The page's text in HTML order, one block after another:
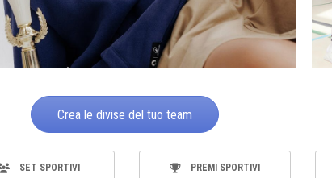
Crea le divise del tuo team
SET SPORTIVI PREMI SPORTIVI